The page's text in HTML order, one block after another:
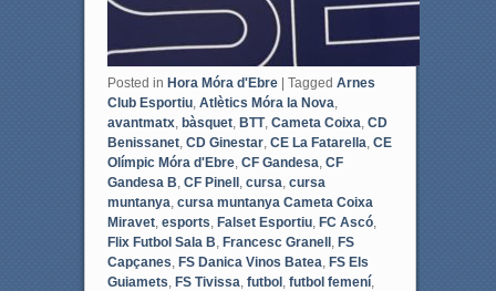
Posted in Hora Móra d'Ebre | Tagged Arnes
Club Esportiu, Atlètics Móra la Nova
avantmatx, bàsquet, BTT, Cameta Coixa CD
Benissanet, CD Ginestar, CE La Fatarella CE
Olímpic Móra d'Ebre, CF Gandesa CF
Gandesa B CF Pinell, cursa cursa
muntanya cursa muntanya Cameta Coixa
Miravet, esports Falset Esportiu, FC Ascó,
Flix Futbol Sala B Francesc Granell, FS
Capçanes FS Danica Vinos Batea FS Els
Guiamets FS Tivissa futbol, futbol femení,